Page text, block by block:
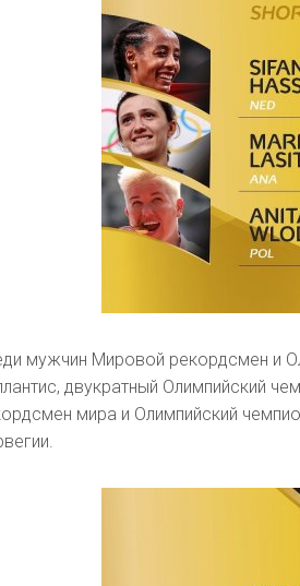
мужчин Мировой рекордсмен и
двукратный Олимпийский
мира и Олимпийский